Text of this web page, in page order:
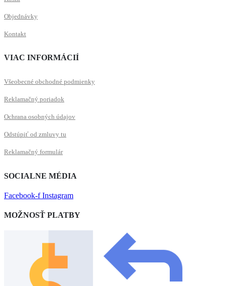
Objednávky
Kontakt
VIAC INFORMÁCIÍ
Všeobecné obchodné podmienky
Reklamačný poriadok
Ochrana osobných údajov
Odstúpiť od zmluvy tu
Reklamačný formulár
SOCIALNE MÉDIA
Facebook-f Instagram
MOŽNOSŤ PLATBY